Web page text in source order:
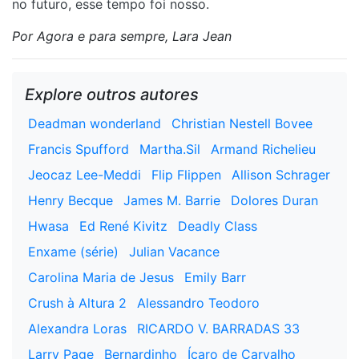
no futuro, esse tempo foi nosso.
Por Agora e para sempre, Lara Jean
Explore outros autores
Deadman wonderland
Christian Nestell Bovee
Francis Spufford
Martha.Sil
Armand Richelieu
Jeocaz Lee-Meddi
Flip Flippen
Allison Schrager
Henry Becque
James M. Barrie
Dolores Duran
Hwasa
Ed René Kivitz
Deadly Class
Enxame (série)
Julian Vacance
Carolina Maria de Jesus
Emily Barr
Crush à Altura 2
Alessandro Teodoro
Alexandra Loras
RICARDO V. BARRADAS 33
Larry Page
Bernardinho Ícaro de Carvalho